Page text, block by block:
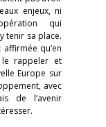
enjeux, ni
qui
tenir sa place.
affirmée qu’en
le rappeler et
Europe sur
avec
de l’avenir